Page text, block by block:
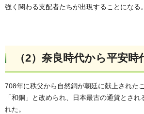
強く関わる支配者たちが出現することになる。
（2）奈良時代から平安時
708年に秩父から自然銅が朝廷に献上された
「和銅」と改められ、日本最古の通貨とされ
れた。